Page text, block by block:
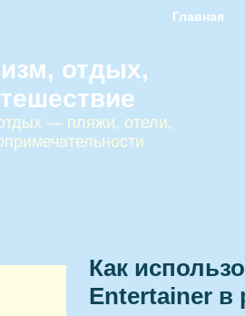
Главная
отдых,
— пляжи, отели,
Как
Entertainer в